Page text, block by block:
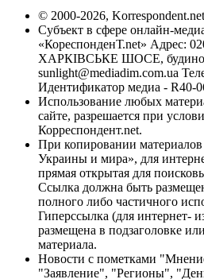
© 2000-2026, Korrespondent.net
Субъект в сфере онлайн-
«КореспонденТ.net» Адрес:
ХАРКІВСЬКЕ ШОСЕ, будинок
sunlight@mediadim.com.ua
Идентификатор медиа - R40-
Использование любых
сайте, разрешается при
Корреспондент.net.
При копировании
Украины и мира», для
прямая открытая для
Ссылка должна быть
полного либо частичного
Гиперссылка (для интернет-
размещена в подзаголовке
материала.
Новости с пометками
"Заявление", "Регионы",